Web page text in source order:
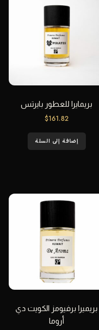
بريمايرا للعطور بايرتس
$161.82
إضافة إلى السلة
بريميرا برفيومز الكويت دي
أروما